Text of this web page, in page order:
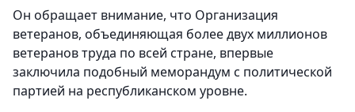
Он обращает внимание, что Организация
ветеранов, объединяющая более двух миллионов
ветеранов труда по всей стране, впервые
заключила подобный меморандум с политической
партией на республиканском уровне.